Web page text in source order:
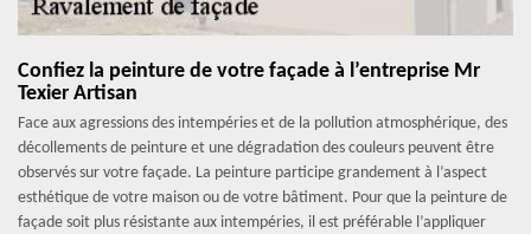
Confiez la peinture de votre façade à l’entreprise Mr
Texier Artisan
Face aux agressions des intempéries et de la pollution atmosphérique, des
décollements de peinture et une dégradation des couleurs peuvent être
observés sur votre façade. La peinture participe grandement à l’aspect
esthétique de votre maison ou de votre bâtiment. Pour que la peinture de
façade soit plus résistante aux intempéries, il est préférable l’appliquer